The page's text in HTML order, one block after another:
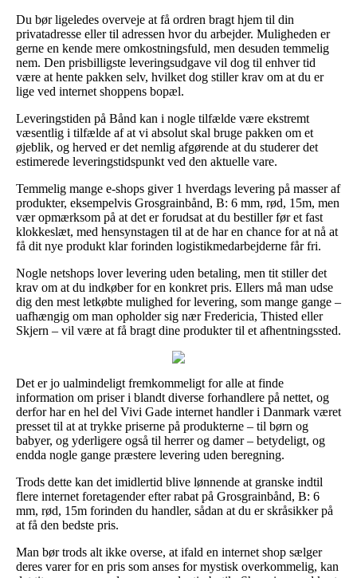
Du bør ligeledes overveje at få ordren bragt hjem til din
privatadresse eller til adressen hvor du arbejder. Muligheden er
gerne en kende mere omkostningsfuld, men desuden temmelig
nem. Den prisbilligste leveringsudgave vil dog til enhver tid
være at hente pakken selv, hvilket dog stiller krav om at du er
lige ved internet shoppens bopæl.
Leveringstiden på Bånd kan i nogle tilfælde være ekstremt
væsentlig i tilfælde af at vi absolut skal bruge pakken om et
øjeblik, og herved er det nemlig afgørende at du studerer det
estimerede leveringstidspunkt ved den aktuelle vare.
Temmelig mange e-shops giver 1 hverdags levering på masser af
produkter, eksempelvis Grosgrainbånd, B: 6 mm, rød, 15m, men
vær opmærksom på at det er forudsat at du bestiller før et fast
klokkeslæt, med hensynstagen til at de har en chance for at nå at
få dit nye produkt klar forinden logistikmedarbejderne får fri.
Nogle netshops lover levering uden betaling, men tit stiller det
krav om at du indkøber for en konkret pris. Ellers må man udse
dig den mest letkøbte mulighed for levering, som mange gange –
uafhængig om man opholder sig nær Fredericia, Thisted eller
Skjern – vil være at få bragt dine produkter til et afhentningssted.
Det er jo ualmindeligt fremkommeligt for alle at finde
information om priser i blandt diverse forhandlere på nettet, og
derfor har en hel del Vivi Gade internet handler i Danmark været
presset til at at trykke priserne på produkterne – til børn og
babyer, og yderligere også til herrer og damer – betydeligt, og
endda nogle gange præstere levering uden beregning.
Trods dette kan det imidlertid blive lønnende at granske indtil
flere internet foretagender efter rabat på Grosgrainbånd, B: 6
mm, rød, 15m forinden du handler, sådan at du er skråsikker på
at få den bedste pris.
Man bør trods alt ikke overse, at ifald en internet shop sælger
deres varer for en pris som anses for mystisk overkommelig, kan